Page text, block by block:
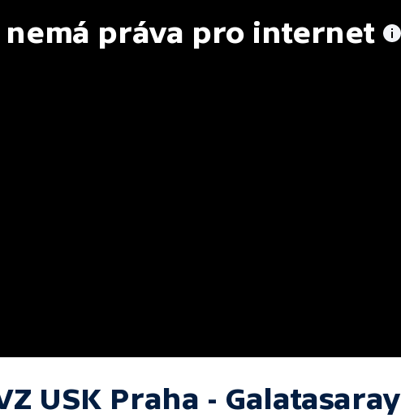
nemá práva pro internet
USK Praha - Galatasaray